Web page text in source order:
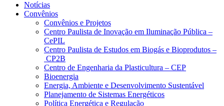
Notícias
Convênios
Convênios e Projetos
Centro Paulista de Inovação em Iluminação Pública –
CePIL
Centro Paulista de Estudos em Biogás e Bioprodutos –
CP2B
Centro de Engenharia da Plasticultura – CEP
Bioenergia
Energia, Ambiente e Desenvolvimento Sustentável
Planejamento de Sistemas Energéticos
Política Energética e Regulação